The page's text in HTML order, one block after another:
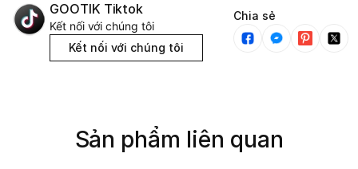
GOOTIK Tiktok
Kết nối với chúng tôi
Kết nối với chúng tôi
Chia sẻ
Sản phẩm liên quan